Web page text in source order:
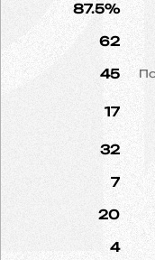
87.5%
62
45
17
32
7
20
4